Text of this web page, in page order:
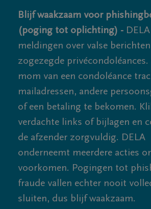
Blijf waakzaam voor
(poging tot oplichting) -
meldingen over valse
zogezegde
mom van een condoléance
mailadressen, andere
of een betaling te bekomen.
verdachte links of bijlagen en
de afzender zorgvuldig. DELA
onderneemt meerdere acties
voorkomen. Pogingen tot
fraude vallen echter nooit
sluiten, dus blijf waakzaam.